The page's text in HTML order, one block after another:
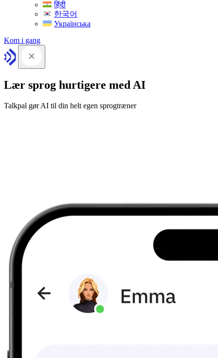
हिंदी
한국어
Українська
Kom i gang
Lær sprog hurtigere med AI
Talkpal gør AI til din helt egen sprogtræner